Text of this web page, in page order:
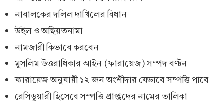
নাবালকের দলিল দাখিলের বিধান
উইল ও অছিয়তনামা
নামজারী কিভাবে করবেন
মুসলিম উত্তরাধিকার আইন (ফারায়েজ) সম্পদ বণ্টন
ফারায়েজ অনুযায়ী ১২ জন অংশীদার যেভাবে সম্পত্তি পাবে
রেসিডুয়ারী হিসেবে সম্পত্তি প্রাপ্তদের নামের তালিকা